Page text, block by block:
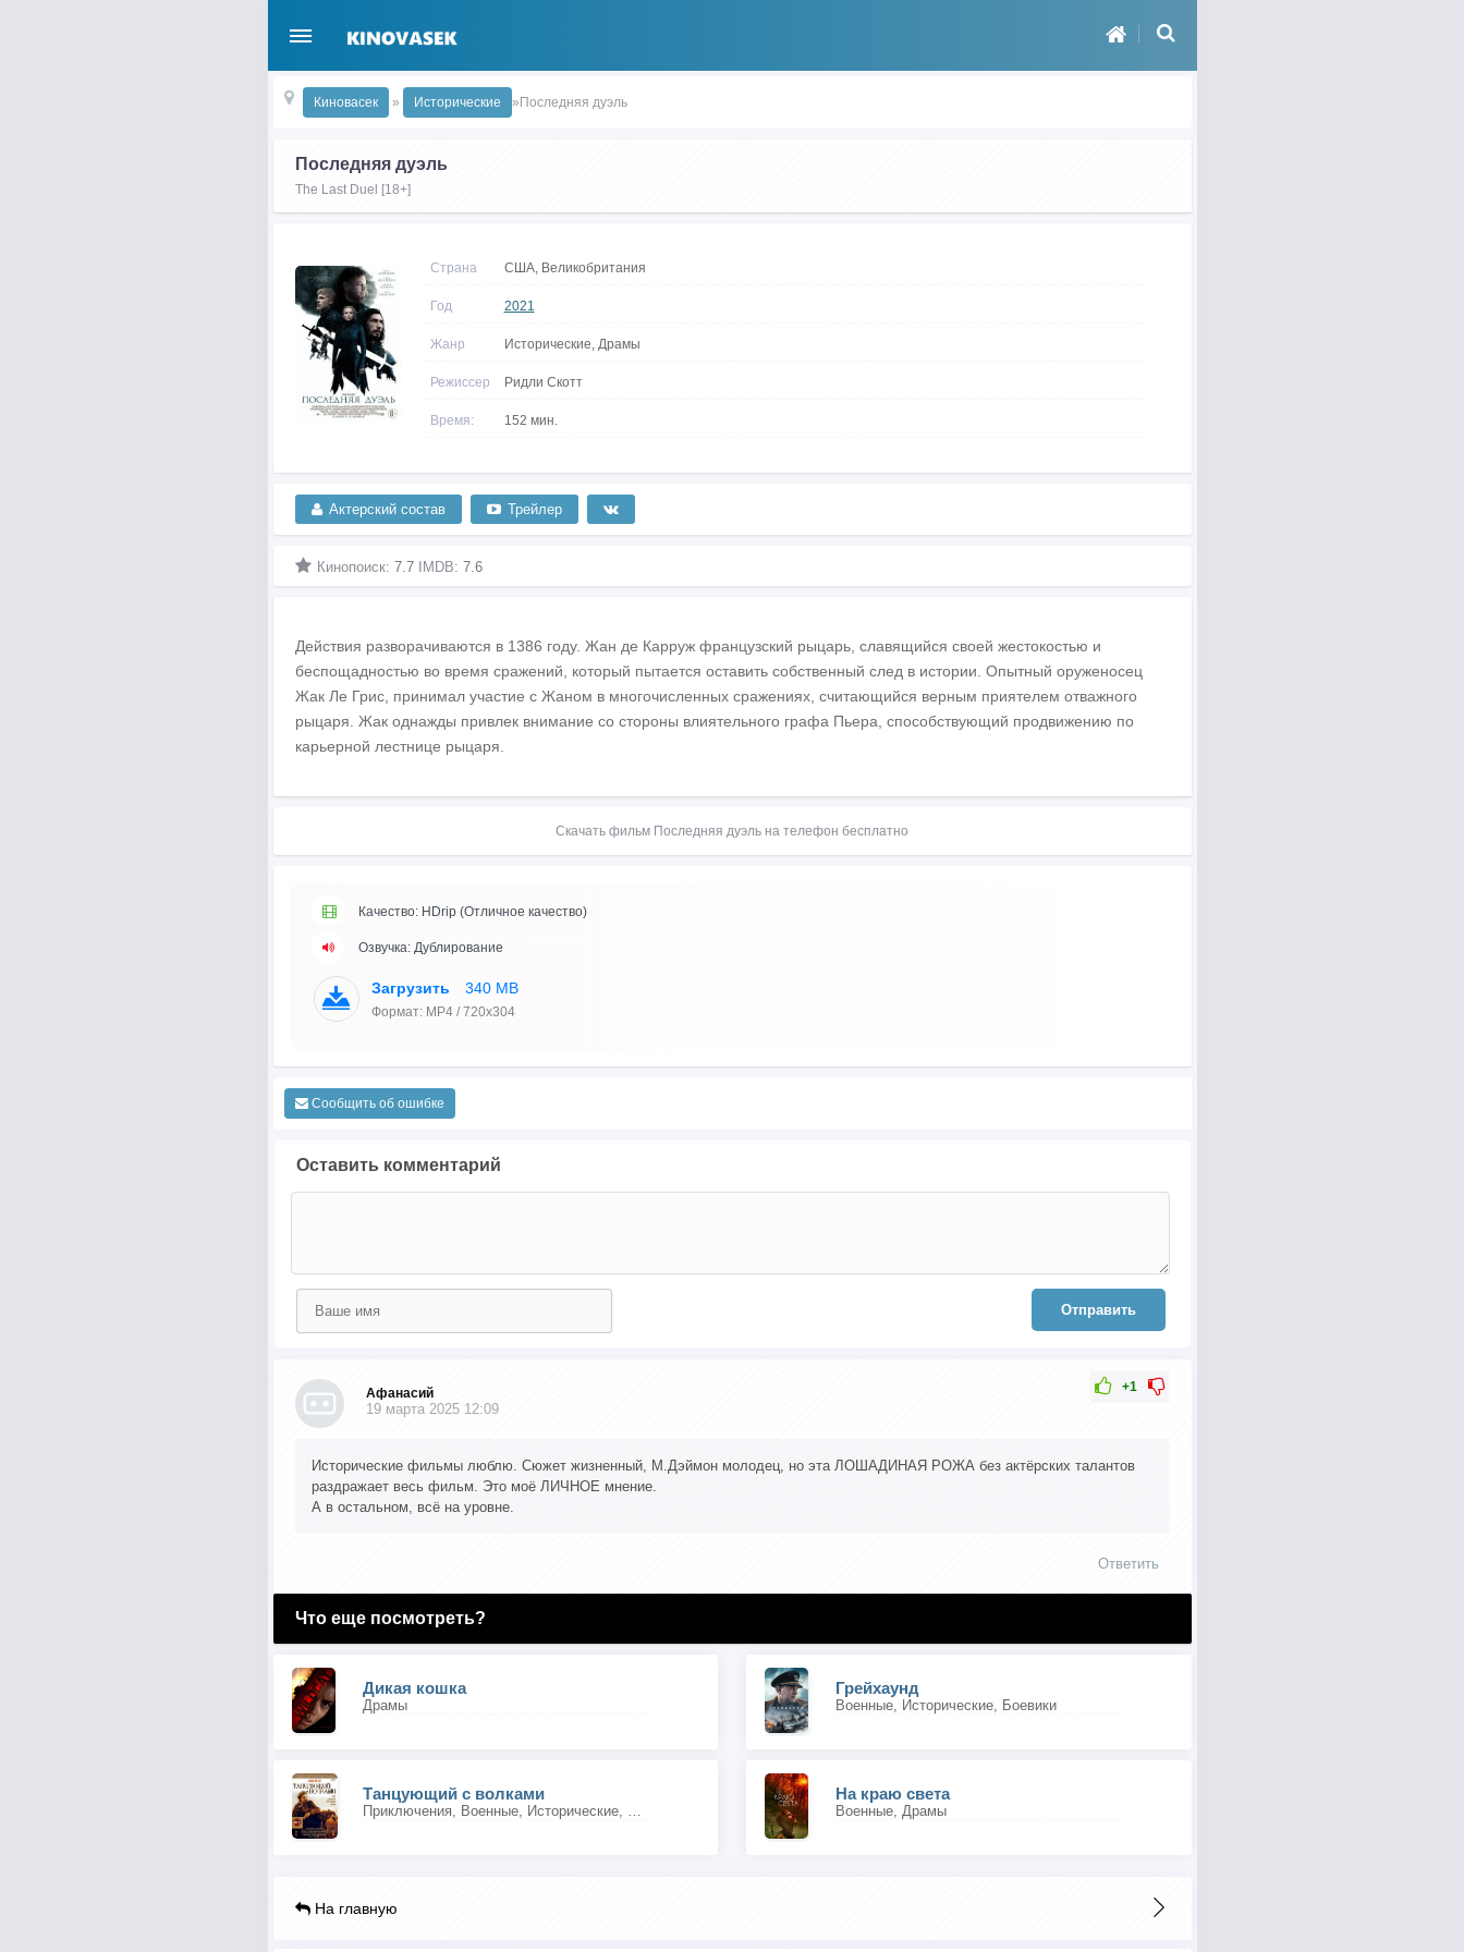
Киновасек » Исторические »Последняя дуэль
Последняя дуэль
The Last Duel [18+]
Страна США, Великобритания
Год 2021
Жанр Исторические, Драмы
Режиссер Ридли Скотт
Время: 152 мин.
Актерский состав Трейлер
Кинопоиск: 7.7IMDB: 7.6
Действия разворачиваются в 1386 году. Жан де Карруж французский рыцарь, славящийся своей жестокостью и
беспощадностью во время сражений, который пытается оставить собственный след в истории. Опытный оруженосец
Жак Ле Грис, принимал участие с Жаном в многочисленных сражениях, считающийся верным приятелем отважного
рыцаря. Жак однажды привлек внимание со стороны влиятельного графа Пьера, способствующий продвижению по
карьерной лестнице рыцаря.
Скачать фильм Последняя дуэль на телефон бесплатно
Качество: HDrip (Отличное качество)
Озвучка: Дублирование
Загрузить 340 MB
Формат: MP4 / 720x304
Сообщить об ошибке
Оставить комментарий
Отправить
+1
Афанасий
19 марта 2025 12:09
Исторические фильмы люблю. Сюжет жизненный, М.Дэймон молодец, но эта ЛОШАДИНАЯ РОЖА без актёрских талантов
раздражает весь фильм. Это моё ЛИЧНОЕ мнение.
А в остальном, всё на уровне.
Ответить
Что еще посмотреть?
Дикая кошка
Драмы
Грейхаунд
Военные, Исторические, Боевики
Танцующий с волками
Приключения, Военные, Исторические, Драмы, Вестерны
На краю света
Военные, Драмы
На главную